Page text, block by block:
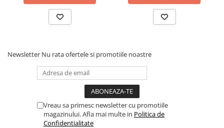
Roti
Jante bicicleta
Fond de janta
Tija sa bicicleta
Newsletter Nu rata ofertele si promotiile noastre
Vreau sa primesc newsletter cu promotiile
magazinului. Afla mai multe in Politica de
Confidentialitate